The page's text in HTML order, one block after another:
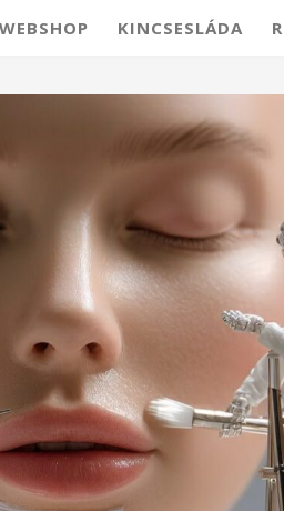
WEBSHOP KINCSESLÁDA